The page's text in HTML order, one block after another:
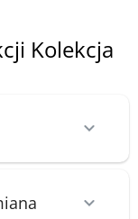
Kolekcja